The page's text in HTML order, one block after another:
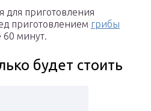
для приготовления
приготовлением грибы
60 минут.
будет стоить